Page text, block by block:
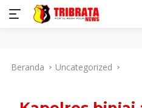
Beranda Uncategorized